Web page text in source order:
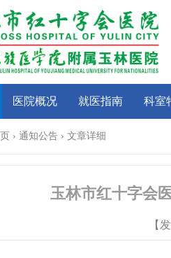
医院概况 就医指南 科室
› 通知公告 › 文章详细
玉林市红十字会
【